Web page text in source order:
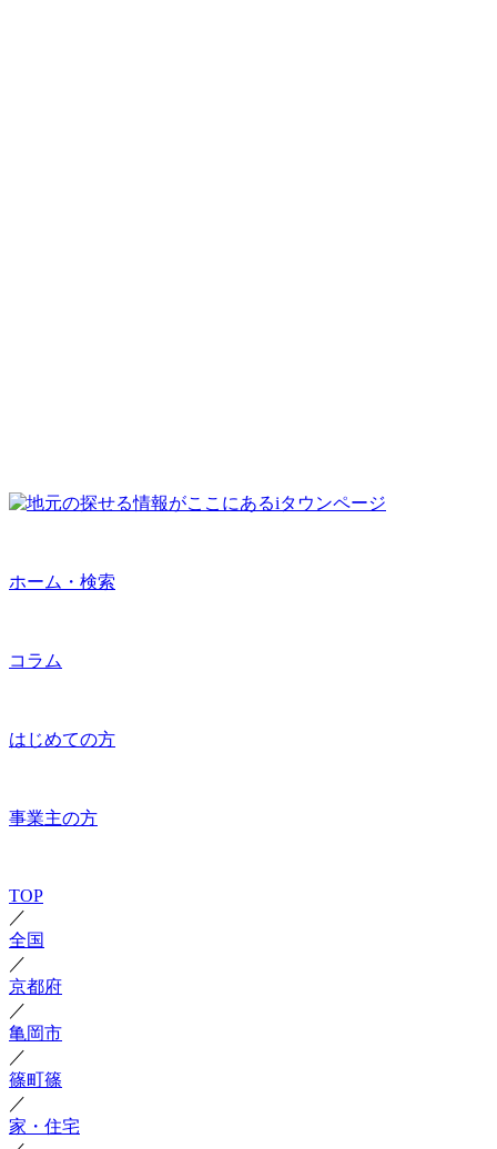
ホーム・検索
コラム
はじめての方
事業主の方
TOP
／
全国
／
京都府
／
亀岡市
／
篠町篠
／
家・住宅